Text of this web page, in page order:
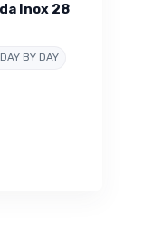
Inox 28
DAY BY DAY